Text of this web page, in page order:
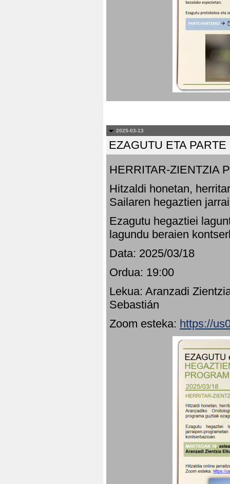
2025-03-13
EZAGUTU ETA
HERRITAR-ZIENTZIA
Hitzaldi honetan,
Sailaren hegaztien
Ezagutu hegaztiei
lagundu beraien
Data: 2025/03/18
Ordua: 19:00
Lekua: Aranzadi
Sebastián
Zoom esteka: https://